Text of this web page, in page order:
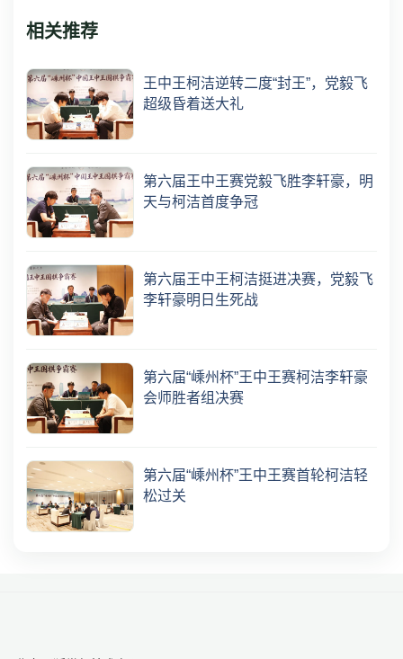
相关推荐
王中王柯洁逆转二度“封王”，党毅飞
超级昏着送大礼
第六届王中王赛党毅飞胜李轩豪，明
天与柯洁首度争冠
第六届王中王柯洁挺进决赛，党毅飞
李轩豪明日生死战
第六届“嵊州杯”王中王赛柯洁李轩豪
会师胜者组决赛
第六届“嵊州杯”王中王赛首轮柯洁轻
松过关